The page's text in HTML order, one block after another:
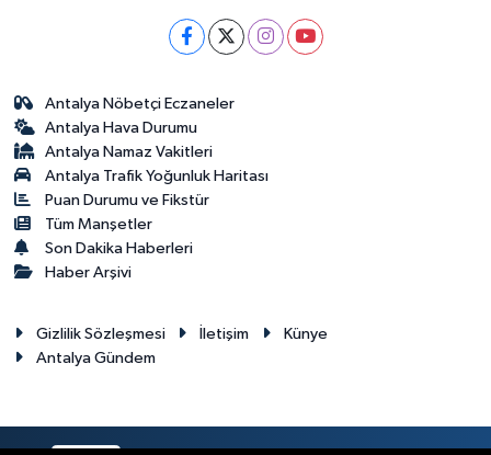
Antalya Nöbetçi Eczaneler
Antalya Hava Durumu
Antalya Namaz Vakitleri
Antalya Trafik Yoğunluk Haritası
Puan Durumu ve Fikstür
Tüm Manşetler
Son Dakika Haberleri
Haber Arşivi
Gizlilik Sözleşmesi İletişim
Künye
Antalya Gündem